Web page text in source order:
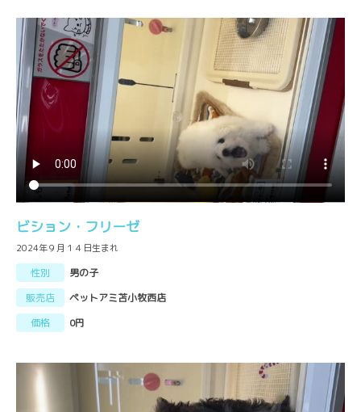
ビション・フリーゼ
2024年９月１４日生まれ
性別
男の子
販売店
ペットアミ苫小牧西店
価格
0円